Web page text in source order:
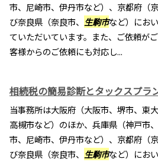
市、尼崎市、伊丹市など）、京都府（
び奈良県（奈良市、 生駒市など）にお
ていただいています。また、ご依頼が
客様からのご依頼にも対応し...
相続税の簡易診断とタックスプラ
当事務所は大阪府（大阪市、堺市、東
高槻市など）のほか、兵庫県（神戸市
市、尼崎市、伊丹市など）、京都府（
び奈良県（奈良市、 生駒市など）にお